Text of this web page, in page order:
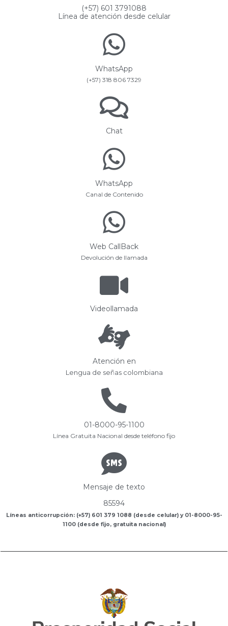
(+57) 601 3791088
Línea de atención desde celular
WhatsApp
(+57) 318 806 7329
Chat
WhatsApp
Canal de Contenido
Web CallBack
Devolución de llamada
Videollamada
Atención en
Lengua de señas colombiana
01-8000-95-1100
Línea Gratuita Nacional desde teléfono fijo
Mensaje de texto
85594
Líneas anticorrupción: (+57) 601 379 1088 (desde celular) y 01-8000-95-
1100 (desde fijo, gratuita nacional)